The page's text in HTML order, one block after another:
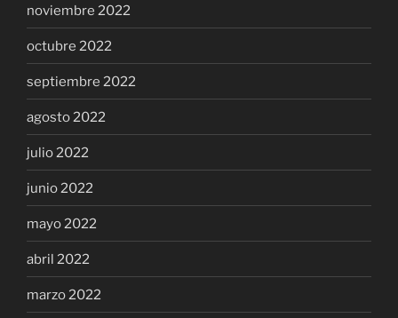
noviembre 2022
octubre 2022
septiembre 2022
agosto 2022
julio 2022
junio 2022
mayo 2022
abril 2022
marzo 2022